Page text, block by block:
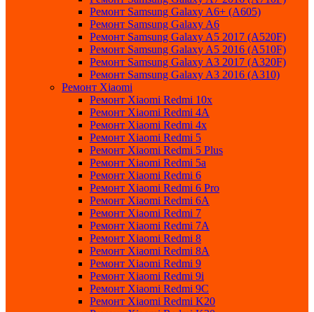
Ремонт Samsung Galaxy A6+ (A605)
Ремонт Samsung Galaxy A6
Ремонт Samsung Galaxy A5 2017 (A520F)
Ремонт Samsung Galaxy A5 2016 (A510F)
Ремонт Samsung Galaxy A3 2017 (A320F)
Ремонт Samsung Galaxy A3 2016 (A310)
Ремонт Xiaomi
Ремонт Xiaomi Redmi 10x
Ремонт Xiaomi Redmi 4A
Ремонт Xiaomi Redmi 4x
Ремонт Xiaomi Redmi 5
Ремонт Xiaomi Redmi 5 Plus
Ремонт Xiaomi Redmi 5a
Ремонт Xiaomi Redmi 6
Ремонт Xiaomi Redmi 6 Pro
Ремонт Xiaomi Redmi 6A
Ремонт Xiaomi Redmi 7
Ремонт Xiaomi Redmi 7A
Ремонт Xiaomi Redmi 8
Ремонт Xiaomi Redmi 8A
Ремонт Xiaomi Redmi 9
Ремонт Xiaomi Redmi 9i
Ремонт Xiaomi Redmi 9C
Ремонт Xiaomi Redmi K20